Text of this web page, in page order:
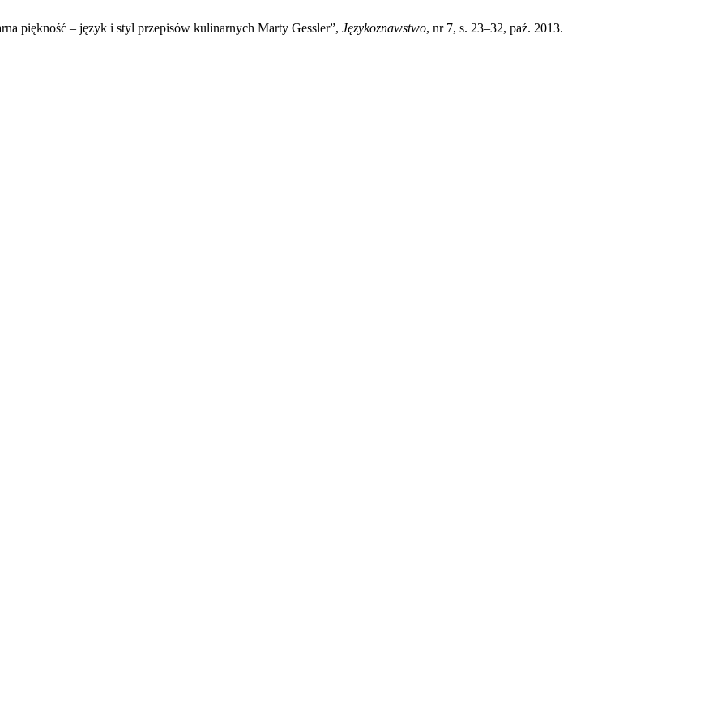
piękność – język i styl przepisów kulinarnych Marty Gessler”, Językoznawstwo, nr 7, s. 23–32, paź. 2013.